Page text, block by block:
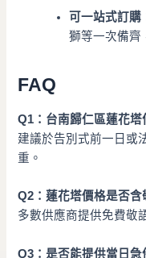
可一站式訂購
獅等一次備齊
FAQ
Q1：台南歸仁區蓮花塔
建議於告別式前一日或
重。
Q2：蓮花塔價格是否含
多數供應商提供免費敬
Q3：是否能提供當日急